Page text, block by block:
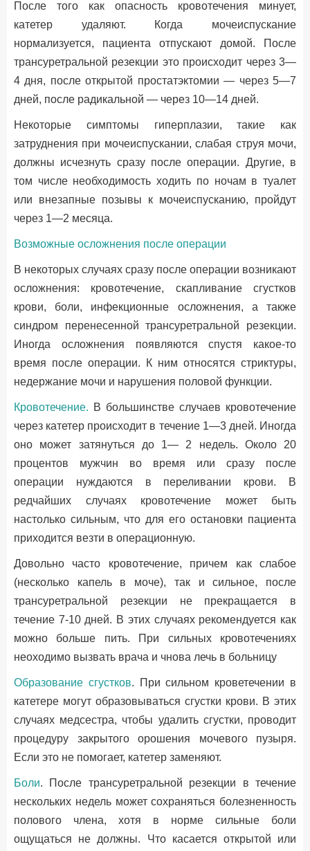
После того как опасность кровотечения минует,
катетер удаляют. Когда мочеиспускание
нормализуется, пациента отпускают домой. После
трансуретральной резекции это происходит через 3—
4 дня, после открытой простатэктомии — через 5—7
дней, после радикальной — через 10—14 дней.
Некоторые симптомы гиперплазии, такие как
затруднения при мочеиспускании, слабая струя мочи,
должны исчезнуть сразу после операции. Другие, в
том числе необходимость ходить по ночам в туалет
или внезапные позывы к мочеиспусканию, пройдут
через 1—2 месяца.
Возможные осложнения после операции
В некоторых случаях сразу после операции возникают
осложнения: кровотечение, скапливание сгустков
крови, боли, инфекционные осложнения, а также
синдром перенесенной трансуретральной резекции.
Иногда осложнения появляются спустя какое-то
время после операции. К ним относятся стриктуры,
недержание мочи и нарушения половой функции.
Кровотечение. В большинстве случаев кровотечение
через катетер происходит в течение 1—3 дней. Иногда
оно может затянуться до 1— 2 недель. Около 20
процентов мужчин во время или сразу после
операции нуждаются в переливании крови. В
редчайших случаях кровотечение может быть
настолько сильным, что для его остановки пациента
приходится везти в операционную.
Довольно часто кровотечение, причем как слабое
(несколько капель в моче), так и сильное, после
трансуретральной резекции не прекращается в
течение 7-10 дней. В этих случаях рекомендуется как
можно больше пить. При сильных кровотечениях
неоходимо вызвать врача и чнова лечь в больницу
Образование сгустков. При сильном кроветечении в
катетере могут образовываться сгустки крови. В этих
случаях медсестра, чтобы удалить сгустки, проводит
процедуру закрытого орошения мочевого пузыря.
Если это не помогает, катетер заменяют.
Боли. После трансуретральной резекции в течение
нескольких недель может сохраняться болезненность
полового члена, хотя в норме сильные боли
ощущаться не должны. Что касается открытой или